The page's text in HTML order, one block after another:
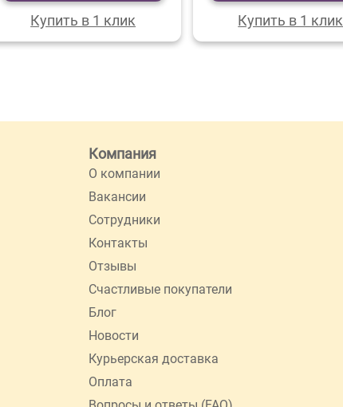
Купить в 1 клик Купить в 1 клик
Компания
О компании
Вакансии
Сотрудники
Контакты
Отзывы
Счастливые покупатели
Блог
Новости
Курьерская доставка
Оплата